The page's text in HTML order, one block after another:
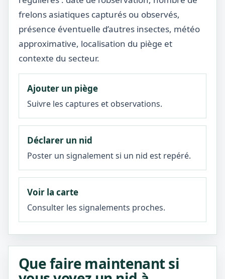
frelons asiatiques capturés ou observés,
présence éventuelle d’autres insectes, météo
approximative, localisation du piège et
contexte du secteur.
Ajouter un piège
Suivre les captures et observations.
Déclarer un nid
Poster un signalement si un nid est repéré.
Voir la carte
Consulter les signalements proches.
Que faire maintenant si